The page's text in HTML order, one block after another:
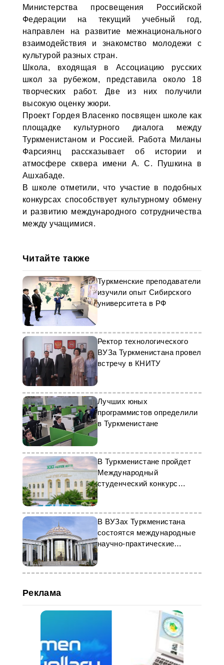
Министерства просвещения Российской
Федерации на текущий учебный год,
направлен на развитие межнационального
взаимодействия и знакомство молодежи с
культурой разных стран.
Школа, входящая в Ассоциацию русских
школ за рубежом, представила около 18
творческих работ. Две из них получили
высокую оценку жюри.
Проект Гордея Власенко посвящен школе как
площадке культурного диалога между
Туркменистаном и Россией. Работа Миланы
Фарсиянц рассказывает об истории и
атмосфере сквера имени А. С. Пушкина в
Ашхабаде.
В школе отметили, что участие в подобных
конкурсах способствует культурному обмену
и развитию международного сотрудничества
между учащимися.
Читайте также
Туркменские преподаватели
изучили опыт Сибирского
университета в РФ
Ректор технологического
ВУЗа Туркменистана провел
встречу в КНИТУ
Лучших юных
программистов определили
в Туркменистане
В Туркменистане пройдет
Международный
студенческий конкурс
научно-проектных работ
В ВУЗах Туркменистана
состоятся международные
научно-практические
конференции
Реклама